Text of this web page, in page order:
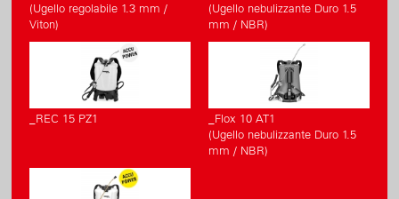
(Ugello regolabile 1.3 mm /
Viton)
(Ugello nebulizzante Duro 1.5
mm / NBR)
_REC 15 PZ1
_Flox 10 AT1
(Ugello nebulizzante Duro 1.5
mm / NBR)